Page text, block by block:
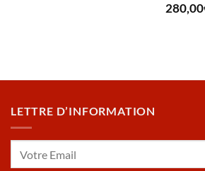
280,00
LETTRE D’INFORMATION